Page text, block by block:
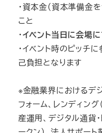
・資本金（資本準備金
こと
・イベント当日に会場
・イベント時のピッチ
己負担となります
※金融業界におけるデ
フォーム、レンディング
産運用、デジタル通貨